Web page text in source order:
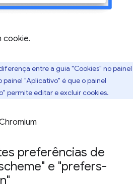
cookie.
entre a guia "Cookies" no painel
painel "Aplicativo" é que o painel
permite editar e excluir cookies.
preferências de
e "prefers-